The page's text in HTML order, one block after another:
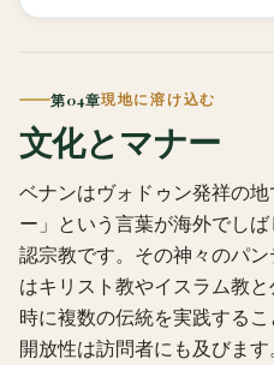
第04章現地に溶け込む
文化とマナー
ベナンはヴォドゥン発祥の地
ー」という言葉が海外でしば
認宗教です。その神々のパン
はキリスト教やイスラム教と
時に複数の伝統を実践するこ
開放性は訪問者にも及びます